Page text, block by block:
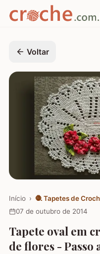
Voltar
Início › 🧶 Tapetes de
07 de outubro de 2014
Tapete oval em
de flores - Passo